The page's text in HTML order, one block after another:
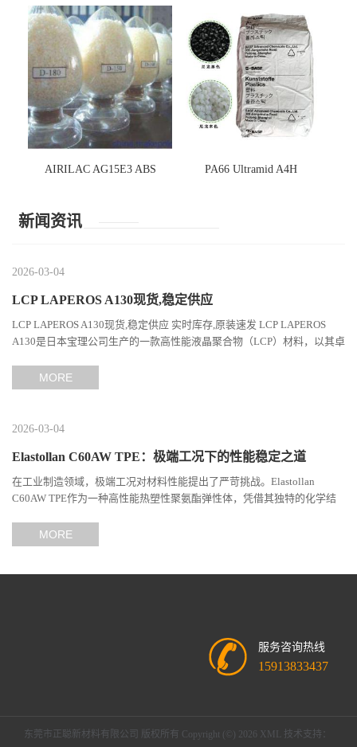
AIRILAC AG15E3 ABS PA66 Ultramid A4H
新闻资讯
2026-03-04
LCP LAPEROS A130现货,稳定供应
LCP LAPEROS A130现货,稳定供应 实时库存,原装速发 LCP LAPEROS
A130是日本宝理公司生产的一款高性能液晶聚合物（LCP）材料，以其卓
MORE
2026-03-04
Elastollan C60AW TPE：极端工况下的性能稳定之道
在工业制造领域，极端工况对材料性能提出了严苛挑战。Elastollan
C60AW TPE作为一种高性能热塑性聚氨酯弹性体，凭借其独特的化学结
MORE
服务咨询热线
15913833437
东莞市正聪新材料有限公司 版权所有 Copyright (©) 2026 XML 技术支持：